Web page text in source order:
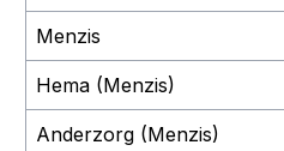
Menzis
Hema (Menzis)
Anderzorg (Menzis)